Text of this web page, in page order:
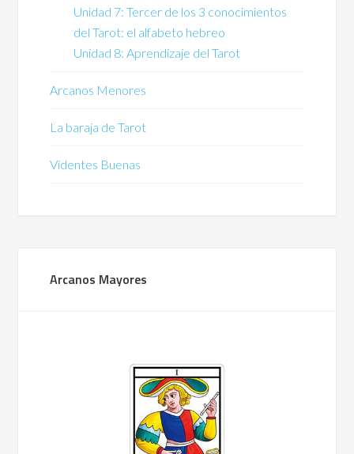
Unidad 7: Tercer de los 3 conocimientos
del Tarot: el alfabeto hebreo
Unidad 8: Aprendizaje del Tarot
Arcanos Menores
La baraja de Tarot
Videntes Buenas
Arcanos Mayores